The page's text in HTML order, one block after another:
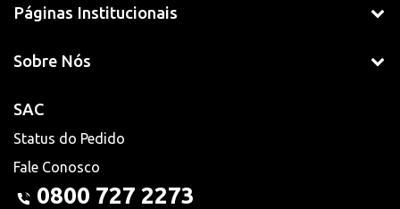
Páginas Institucionais
Sobre Nós
SAC
Status do Pedido
Fale Conosco
0800 727 2273